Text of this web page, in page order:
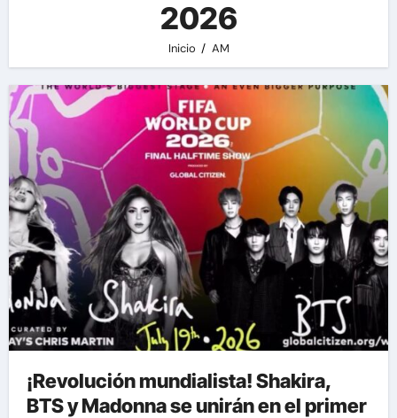
2026
Inicio AM
¡Revolución mundialista! Shakira,
BTS y Madonna se unirán en el primer